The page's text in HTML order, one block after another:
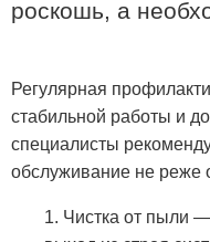
роскошь, а
Регулярная
стабильной работы и
специалисты
обслуживание не реже
1. Чистка от пыли